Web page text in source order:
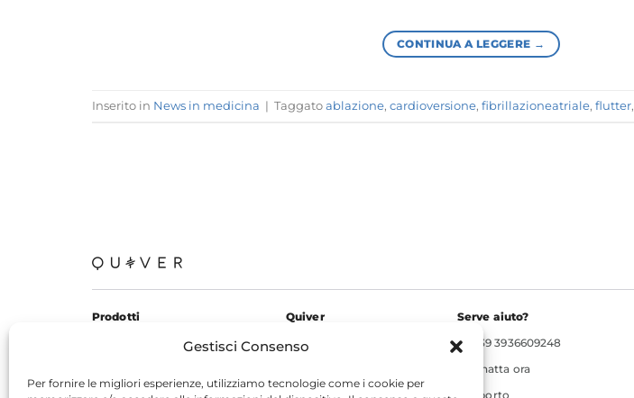
Gestisci Consenso
Per fornire le migliori esperienze, utilizziamo tecnologie come i cookie per
CONTINUA A LEGGERE →
Inserito in News in medicina | Taggato ablazione, cardioversione, fibrillazioneatriale, flutter,
Prodotti
Quiver
Chi siamo
Blog
Serve aiuto?
+39 3936609248
Chatta ora
Supporto